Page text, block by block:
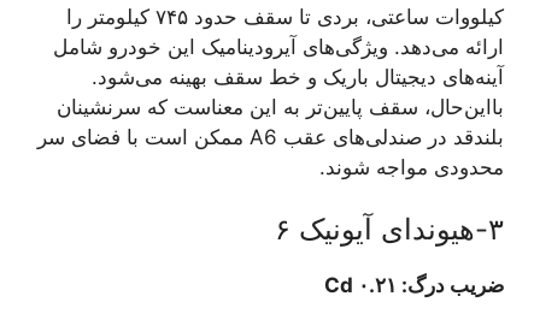
کیلووات ساعتی، بردی تا سقف حدود ۷۴۵ کیلومتر را
ارائه می‌دهد. ویژگی‌های آیرودینامیک این خودرو شامل
آینه‌های دیجیتال باریک و خط سقف بهینه می‌شود.
بااین‌حال، سقف پایین‌تر به این معناست که سرنشینان
بلندقد در صندلی‌های عقب A6 ممکن است با فضای سر
محدودی مواجه شوند.
۳-هیوندای آیونیک ۶
ضریب درگ: ۰.۲۱ Cd